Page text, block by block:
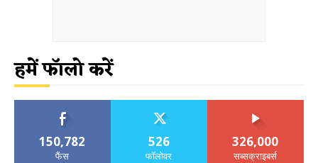
हमें फॉलो करें
150,782
फैंस
526
फॉलोवर
326,000
सब्सक्राइबर्स